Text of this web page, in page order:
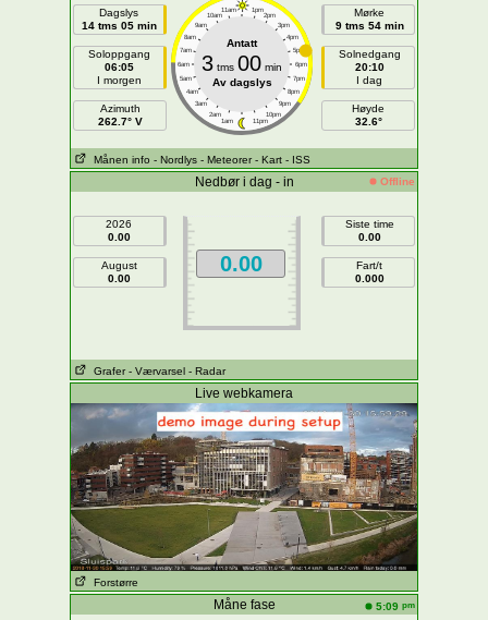
Dagslys
14 tms 05 min
Soloppgang
06:05
I morgen
Azimuth
262.7° V
11am 1pm
10am 2pm
9am 3pm
8am 4pm
7am 5pm
6am 6pm
5am 7pm
4am 8pm
3am 9pm
2am 10pm
1am 11pm
Antatt
3 tms 00 min
Av dagslys
Mørke
9 tms 54 min
Solnedgang
20:10
I dag
Høyde
32.6°
Månen info - Nordlys - Meteorer - Kart - ISS
Nedbør i dag - in Offline
2026
0.00
August
0.00
0.00
Siste time
0.00
Fart/t
0.000
Grafer - Værvarsel - Radar
Live webkamera
Forstørre
Måne fase 5:09 pm